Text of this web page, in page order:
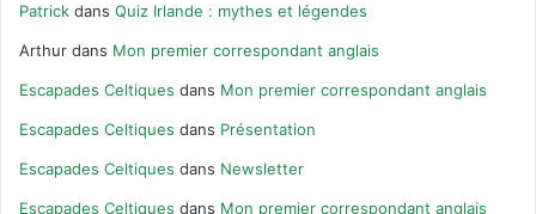
Patrick dans Quiz Irlande : mythes et légendes
Arthur dans Mon premier correspondant anglais
Escapades Celtiques dans Mon premier correspondant anglais
Escapades Celtiques dans Présentation
Escapades Celtiques dans Newsletter
Escapades Celtiques dans Mon premier correspondant anglais